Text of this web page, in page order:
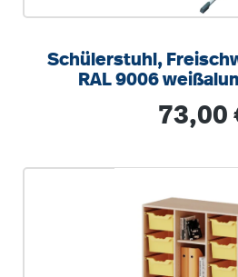
Schülerstuhl,
RAL 9006
Regulärer
73,00